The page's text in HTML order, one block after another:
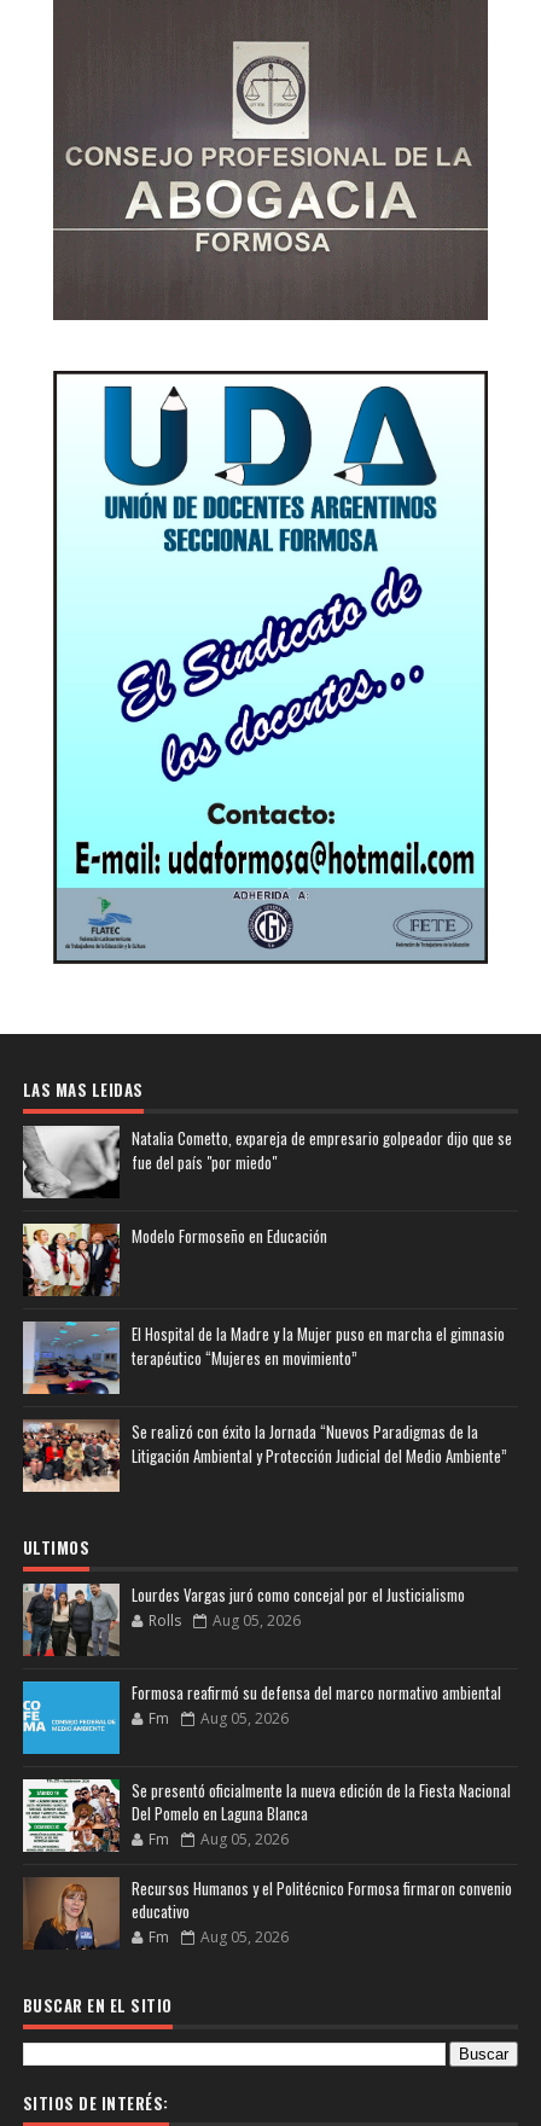
LAS MAS LEIDAS
Natalia Cometto, expareja de empresario golpeador dijo que se
fue del país "por miedo"
Modelo Formoseño en Educación
El Hospital de la Madre y la Mujer puso en marcha el gimnasio
terapéutico “Mujeres en movimiento”
Se realizó con éxito la Jornada “Nuevos Paradigmas de la
Litigación Ambiental y Protección Judicial del Medio Ambiente”
ULTIMOS
Lourdes Vargas juró como concejal por el Justicialismo
Rolls Aug 05, 2026
Formosa reafirmó su defensa del marco normativo ambiental
Fm Aug 05, 2026
Se presentó oficialmente la nueva edición de la Fiesta Nacional
Del Pomelo en Laguna Blanca
Fm Aug 05, 2026
Recursos Humanos y el Politécnico Formosa firmaron convenio
educativo
Fm Aug 05, 2026
BUSCAR EN EL SITIO
SITIOS DE INTERÉS: